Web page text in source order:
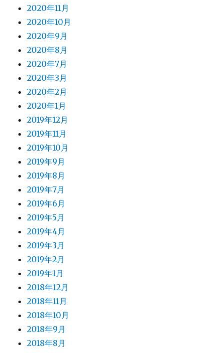
2020年11月
2020年10月
2020年9月
2020年8月
2020年7月
2020年3月
2020年2月
2020年1月
2019年12月
2019年11月
2019年10月
2019年9月
2019年8月
2019年7月
2019年6月
2019年5月
2019年4月
2019年3月
2019年2月
2019年1月
2018年12月
2018年11月
2018年10月
2018年9月
2018年8月